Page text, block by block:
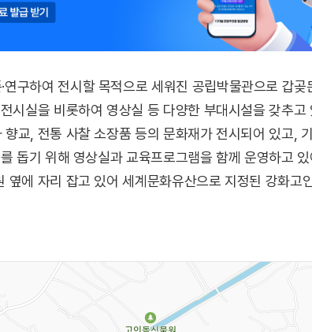
구하여 전시할 목적으로 세워진 공립박물관으로 갑
시실을 비롯하여 영상실 등 다양한 부대시설을 갖추고
교, 전통 사찰 소장품 등의 문화재가 전시되어 있고,
돕기 위해 영상실과 교육프로그램을 함께 운영하고
옆에 자리 잡고 있어 세계문화유산으로 지정된 강화